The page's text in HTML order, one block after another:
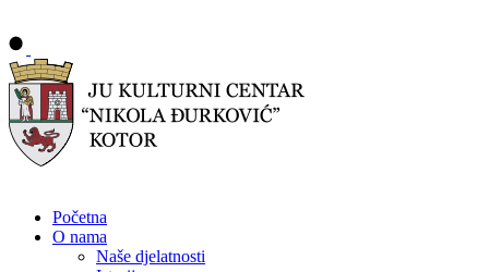
Početna
O nama
Naše djelatnosti